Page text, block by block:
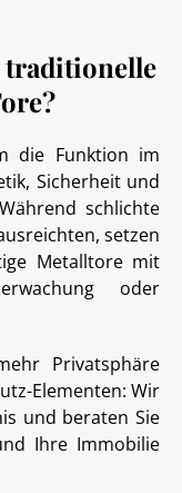
traditionelle
die Funktion im
Sicherheit und
schlichte
setzen
Metalltore mit
oder
Privatsphäre
Elementen: Wir
und beraten Sie
Ihre Immobilie